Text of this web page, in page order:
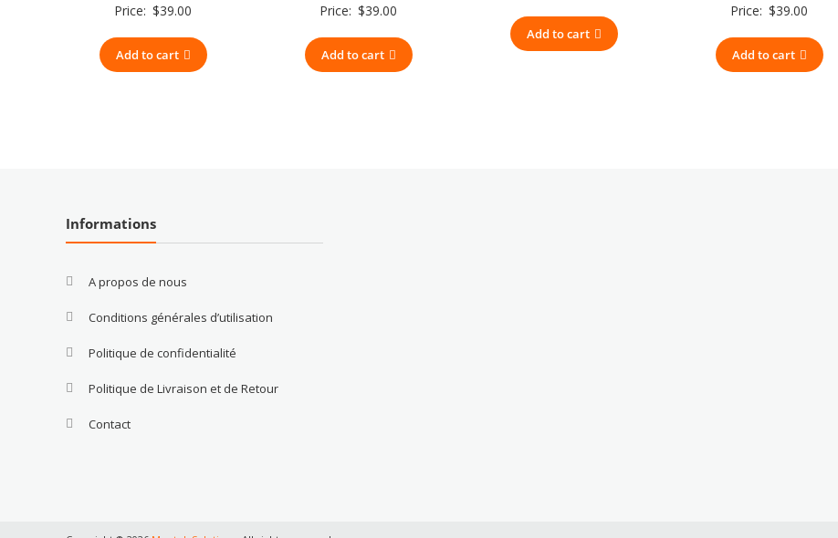
Price: $39.00
Add to cart
Price: $39.00
Add to cart
Add to cart
Price: $39.00
Add to cart
Informations
A propos de nous
Conditions générales d’utilisation
Politique de confidentialité
Politique de Livraison et de Retour
Contact